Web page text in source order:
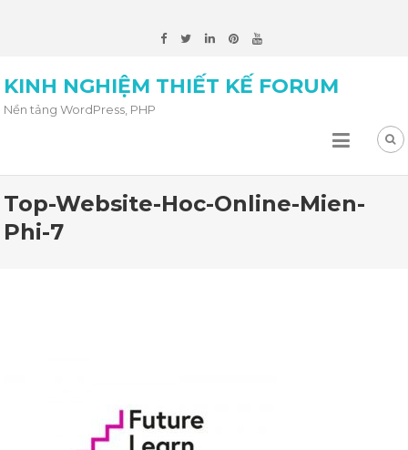
KINH NGHIỆM THIẾT KẾ FORUM
Nền tảng WordPress, PHP
Top-Website-Hoc-Online-Mien-
Phi-7